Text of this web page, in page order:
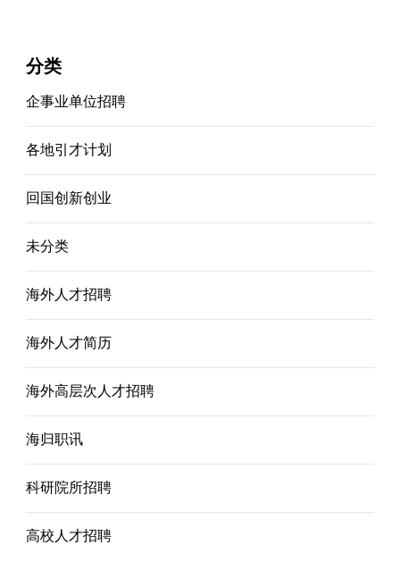
分类
企事业单位招聘
各地引才计划
回国创新创业
未分类
海外人才招聘
海外人才简历
海外高层次人才招聘
海归职讯
科研院所招聘
高校人才招聘